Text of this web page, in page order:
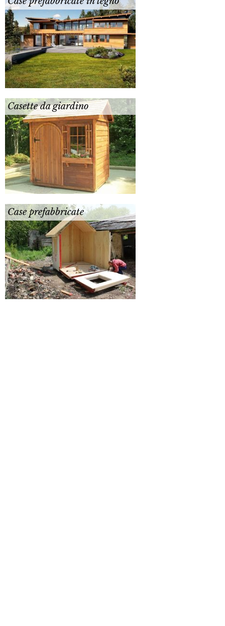
Casette da giardino
Case prefabbricate